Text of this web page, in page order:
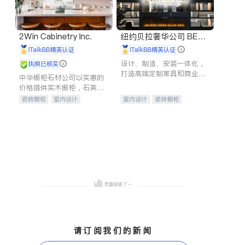
2Win Cabinetry Inc.
iTalkBB精英认证
执照已核实
中华橱柜石材公司以实惠的
价格提供实木橱柜，石英石
台面，多种优质不锈钢水
瓷砖橱柜
室内设计
纽约贝拉奢华公司 BELL
A LUXE
iTalkBB精英认证
设计、制造、安装一体化，
打造高端定制家具和商业空
室内设计
瓷砖橱柜
请订阅我们的新闻